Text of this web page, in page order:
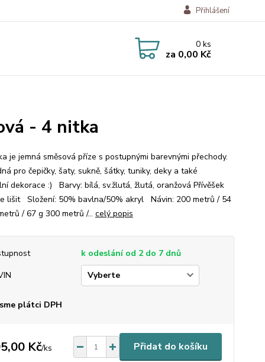
Přihlášení
0ks
za 0,00 Kč
- 4 nitka
je jemná směsová příze s postupnými barevnými přechody.
pro čepičky, šaty, sukně, šátky, tuniky, deky a také
dekorace :) Barvy: bílá, sv.žlutá, žlutá, oranžová Přívěšek
lišit Složení: 50% bavlna/50% akryl Návin: 200 metrů / 54
/ 67 g 300 metrů /... celý popis
k odeslání od 2 do 7 dnů
plátci DPH
Kč/ks Přidat do košíku